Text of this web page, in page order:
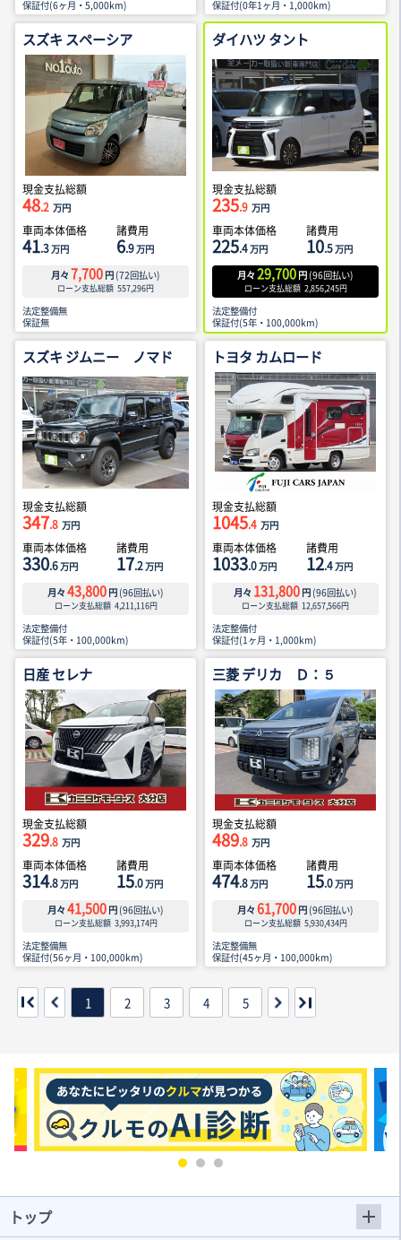
保証付(6ヶ月・5,000km)
保証付(0年1ヶ月・1,000km)
スズキ スペーシア
現金支払総額
48.2 万円
車両本体価格
41.3万円
諸費用
6.9万円
月々 7,700 円 (72回払い)
ローン支払総額 557,296円
法定整備無
保証無
ダイハツ タント
現金支払総額
235.9 万円
車両本体価格
225.4万円
諸費用
10.5万円
月々 29,700 円 (96回払い)
ローン支払総額 2,856,245円
法定整備付
保証付(5年・100,000km)
スズキ ジムニー ノマド
現金支払総額
347.8 万円
車両本体価格
330.6万円
諸費用
17.2万円
月々 43,800 円 (96回払い)
ローン支払総額 4,211,116円
法定整備付
保証付(5年・100,000km)
トヨタ カムロード
現金支払総額
1045.4 万円
車両本体価格
1033.0万円
諸費用
12.4万円
月々 131,800 円 (96回払い)
ローン支払総額 12,657,566円
法定整備付
保証付(1ヶ月・1,000km)
日産 セレナ
現金支払総額
329.8 万円
車両本体価格
314.8万円
諸費用
15.0万円
月々 41,500 円 (96回払い)
ローン支払総額 3,993,174円
法定整備無
保証付(56ヶ月・100,000km)
三菱 デリカ Ｄ：５
現金支払総額
489.8 万円
車両本体価格
474.8万円
諸費用
15.0万円
月々 61,700 円 (96回払い)
ローン支払総額 5,930,434円
法定整備無
保証付(45ヶ月・100,000km)
1 2 3 4 5
トップ